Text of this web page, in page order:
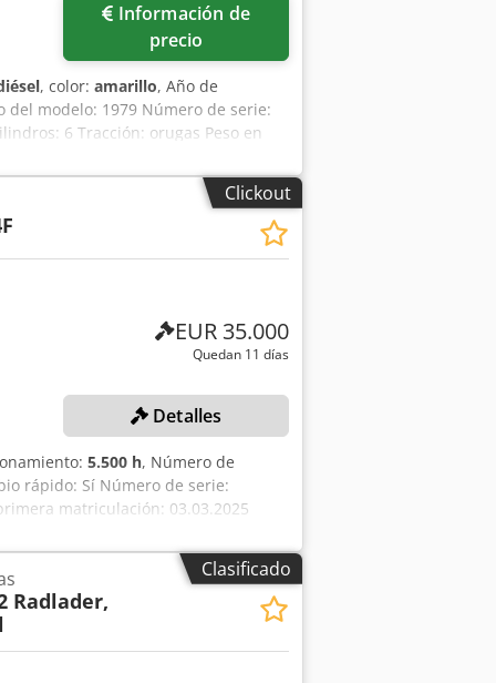
precio
, color: amarillo, Año de
del modelo: 1979 Número de serie:
6 Tracción: orugas Peso en
Estado visual: malo Información
póngase en contacto con Ernst van
Clickout
EUR 35.000
Quedan 11 días
Detalles
5.500 h, Número de
rápido: Sí Número de serie:
matriculación: 03.03.2025
de cilindros: 4 cilindros Potencia:
5,03 m Alcance máximo:
37 km/h Neumáticos: 10.00-20
hidráulicos adicionales
Niveladora presente: Sí
8250 Ancho: 2550 Altura: 3280
freno de mano defectuoso,
Clasificado
Radlader,